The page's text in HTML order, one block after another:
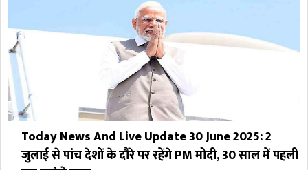
Today News And Live Update 30 June 2025: 2
जुलाई से पांच देशों के दौरे पर रहेंगे PM मोदी, 30 साल में पहली